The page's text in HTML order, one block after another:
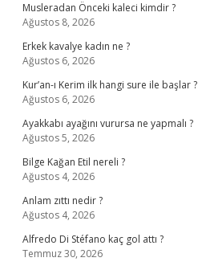
Musleradan Önceki kaleci kimdir ?
Ağustos 8, 2026
Erkek kavalye kadın ne ?
Ağustos 6, 2026
Kur’an-ı Kerim ilk hangi sure ile başlar ?
Ağustos 6, 2026
Ayakkabı ayağını vurursa ne yapmalı ?
Ağustos 5, 2026
Bilge Kağan Etil nereli ?
Ağustos 4, 2026
Anlam zıttı nedir ?
Ağustos 4, 2026
Alfredo Di Stéfano kaç gol attı ?
Temmuz 30, 2026